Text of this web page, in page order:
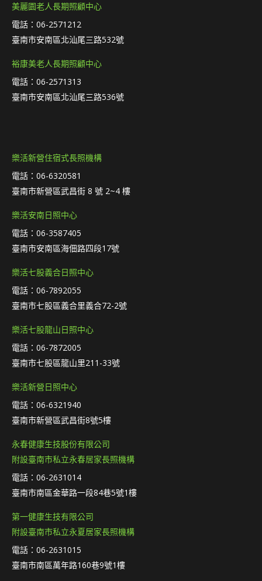
美麗園老人長期照顧中心
電話：06-2571212
臺南市安南區北汕尾三路532號
裕康美老人長期照顧中心
電話：06-2571313
臺南市安南區北汕尾三路536號
樂活新營住宿式長照機構
電話：06-6320581
臺南市新營區武昌街 8 號 2~4 樓
樂活安南日照中心
電話：06-3587405
臺南市安南區海佃路四段17號
樂活七股義合日照中心
電話：06-7892055
臺南市七股區義合里義合72-2號
樂活七股龍山日照中心
電話：06-7872005
臺南市七股區龍山里211-33號
樂活新營日照中心
電話：06-6321940
臺南市新營區武昌街8號5樓
永春健康生技股份有限公司
附設臺南市私立永春居家長照機構
電話：06-2631014
臺南市南區金華路一段84巷5號1樓
第一健康生技有限公司
附設臺南市私立永夏居家長照機構
電話：06-2631015
臺南市南區萬年路160巷9號1樓